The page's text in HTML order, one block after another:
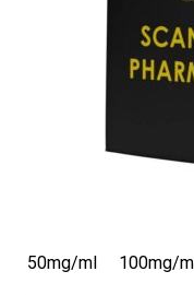
50mg/ml 100mg/